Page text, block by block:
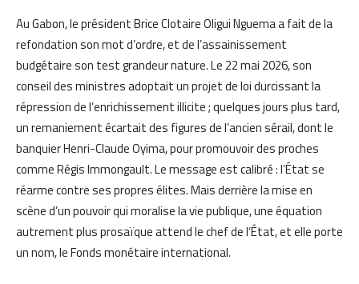
Au Gabon, le président Brice Clotaire Oligui Nguema a fait de la
refondation son mot d’ordre, et de l’assainissement
budgétaire son test grandeur nature. Le 22 mai 2026, son
conseil des ministres adoptait un projet de loi durcissant la
répression de l’enrichissement illicite ; quelques jours plus tard,
un remaniement écartait des figures de l’ancien sérail, dont le
banquier Henri-Claude Oyima, pour promouvoir des proches
comme Régis Immongault. Le message est calibré : l’État se
réarme contre ses propres élites. Mais derrière la mise en
scène d’un pouvoir qui moralise la vie publique, une équation
autrement plus prosaïque attend le chef de l’État, et elle porte
un nom, le Fonds monétaire international.